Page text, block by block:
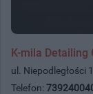
K-mila Detailing
ul. Niepodległości
Telefon: